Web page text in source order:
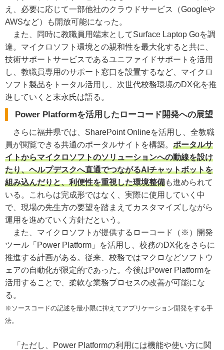
え、必要に応じて一部他社のクラウドサービス（Googleや
AWSなど）も開放可能になった。
また、同時に教職員用端末としてSurface Laptop Goを調
達。マイクロソフト環境との親和性を最大化すると共に、
技術サポートサービスであるユニファイドサポートを活用
し、教職員専用のサポート窓口を設置するなど、マイクロ
ソフト製品をトータル活用し、次世代校務環境のDX化を推
進していくと末永氏は語る。
Power Platformを活用したローコード開発への展望
さらに福井県では、SharePoint Onlineを活用し、全教職
員が閲覧できる共通のポータルサイトを構築。 ポータルサ
イトからマイクロソフトのソリューションへの動線を設け
たり、ヘルプデスクへ直通でつながるAIチャットボットを
組み込んだりと、利便性を重視した環境整備も進められて
いる。これらは完成形ではなく、実際に使用していく中
で、現場の先生方の要望を踏まえてカスタマイズしながら
運用を進めていく方針だという。
また、マイクロソフトが提供するローコード（※）開発
ツール「Power Platform」を活用し、校務のDX化をさらに
推進する計画がある。従来、校務ではマクロなどソフトウ
ェアの自動化が限定的であった。今後はPower Platformを
活用することで、柔軟な業務プロセスの改善が可能にな
る。
※ソースコードの記述を最小限に抑えてアプリケーション開発をする手
法。
「ただし、Power Platformの利用には機能や使い方に関